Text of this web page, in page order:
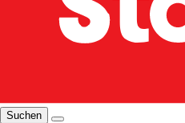
Suchen